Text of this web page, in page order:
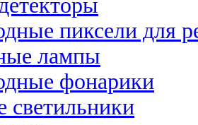
пиксели для
лампы
фонарики
светильники